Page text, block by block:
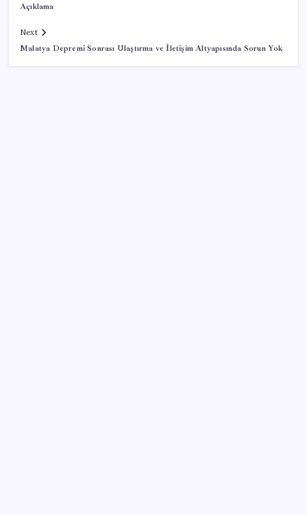
Açıklama
Next
Malatya Depremi Sonrası Ulaştırma ve İletişim Altyapısında Sorun Yok